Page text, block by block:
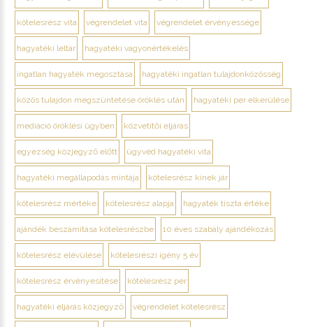
kötelesrész vita végrendelet vita végrendelet érvényessége
hagyatéki leltár hagyatéki vagyonértékelés
ingatlan hagyaték megosztása hagyatéki ingatlan tulajdonközösség
közös tulajdon megszüntetése öröklés után hagyatéki per elkerülése
mediáció öröklési ügyben közvetítői eljárás
egyezség közjegyző előtt ügyvéd hagyatéki vita
hagyatéki megállapodás mintája kötelesrész kinek jár
kötelesrész mértéke kötelesrész alapja hagyaték tiszta értéke
ajándék beszámítása kötelesrészbe 10 éves szabály ajándékozás
kötelesrész elévülése kötelesrészi igény 5 év
kötelesrész érvényesítése kötelesrész per
hagyatéki eljárás közjegyző végrendelet kötelesrész